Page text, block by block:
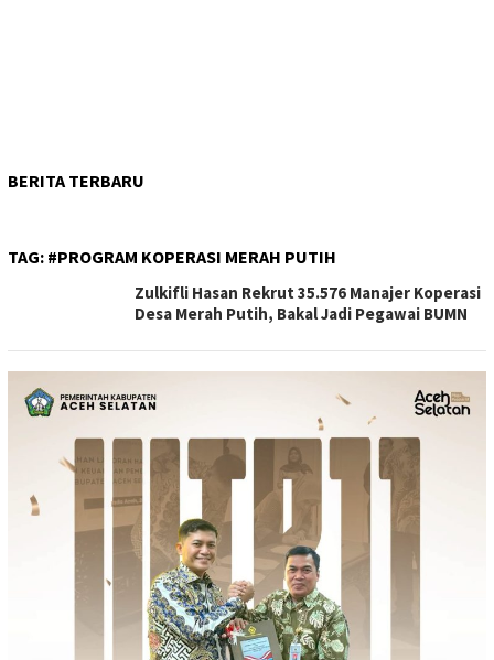
BERITA TERBARU
TAG: #PROGRAM KOPERASI MERAH PUTIH
Zulkifli Hasan Rekrut 35.576 Manajer Koperasi
Desa Merah Putih, Bakal Jadi Pegawai BUMN